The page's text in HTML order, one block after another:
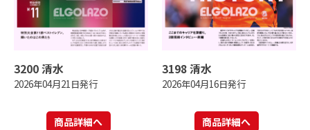
3200 清水
2026年04月21日発行
商品詳細へ
3198 清水
2026年04月16日発行
商品詳細へ